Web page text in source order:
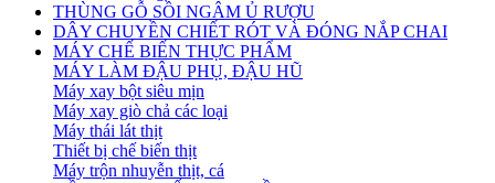
THÙNG GỖ SỒI NGÂM Ủ RƯỢU
DÂY CHUYỀN CHIẾT RÓT VÀ ĐÓNG NẮP CHAI
MÁY CHẾ BIẾN THỰC PHẨM
MÁY LÀM ĐẬU PHỤ, ĐẬU HŨ
Máy xay bột siêu mịn
Máy xay giò chả các loại
Máy thái lát thịt
Thiết bị chế biến thịt
Máy trộn nhuyễn thịt, cá